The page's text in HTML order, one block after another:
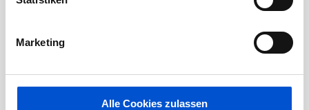
Marketing
Alle Cookies zulassen
Juli 2019
Juni 2019